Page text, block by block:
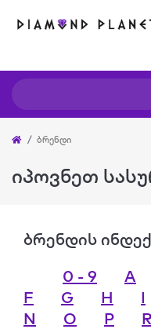
ბრენდი
იპოვნეთ
ბრენდის
0 - 9
A
F
G H I
N
O P R